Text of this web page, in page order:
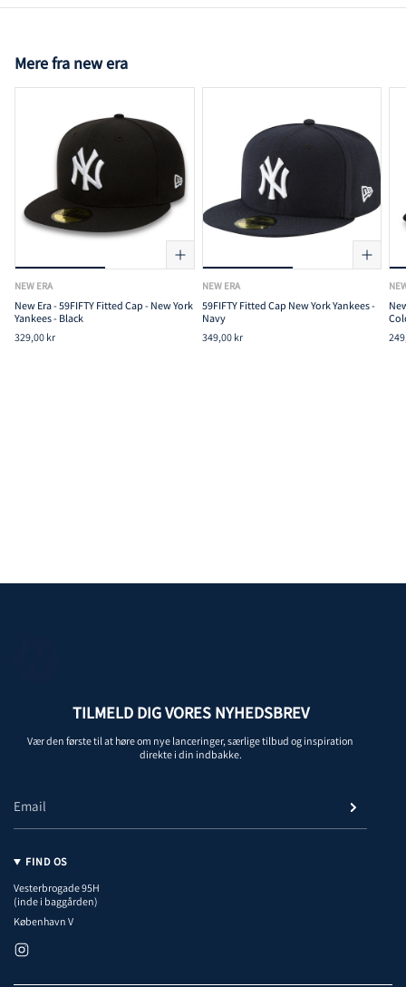
Mere fra new era
NEW ERA
New Era - 59FIFTY Fitted Cap - New York
Yankees - Black
329,00 kr
NEW ERA
59FIFTY Fitted Cap New York Yankees -
Navy
349,00 kr
TILMELD DIG VORES NYHEDSBREV
Vær den første til at høre om nye lanceringer, særlige tilbud og inspiration
direkte i din indbakke.
FIND OS
Vesterbrogade 95H
(inde i baggården)
København V